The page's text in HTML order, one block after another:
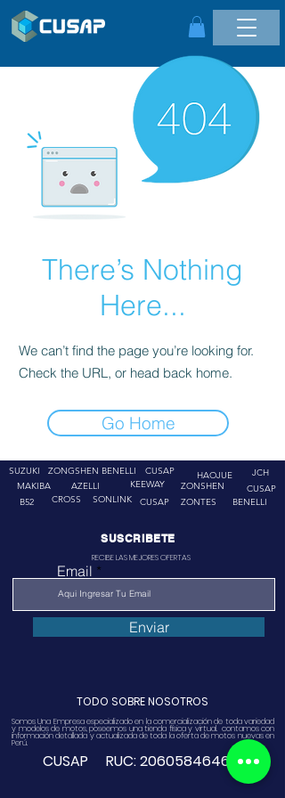
There’s Nothing
Here...
We can’t find the page you’re looking for.
Check the URL, or head back home.
Go Home
SUZUKI
ZONGSHEN
MAKIBA
AZELLI
BENELLI
CUSAP
KEEWAY
B52
CROSS SONLINK CUSAP
HAOJUE
JCH
ZONSHEN
ZONTES
CUSAP
BENELLI
SUSCRIBETE
RECIBE LAS MEJORES OFERTAS
Email
Enviar
TODO SOBRE NOSOTROS
Somos Una Empresa especializado en la comercialización de toda variedad
y modelos de motos, poseemos una tienda física y virtual. contamos con
información detallada y actualizada de toda la oferta de motos nuevas en
Perú.
CUSAP RUC:20605846468